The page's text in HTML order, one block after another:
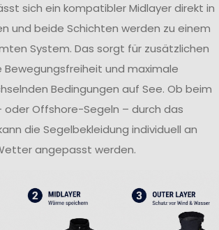
sich ein kompatibler Midlayer direkt in
und beide Schichten werden zu einem
System. Das sorgt für zusätzlichen
und maximale
Bedingungen auf See. Ob beim
Offshore-Segeln – durch das
die Segelbekleidung individuell an
angepasst werden.